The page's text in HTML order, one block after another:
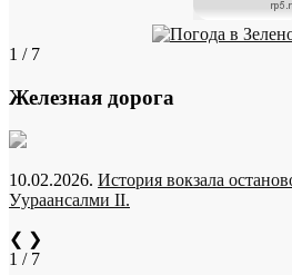
1 / 7
Железная дорога
10.02.2026. История вокзала
Уураансалми II.
❮ ❯
1 / 7